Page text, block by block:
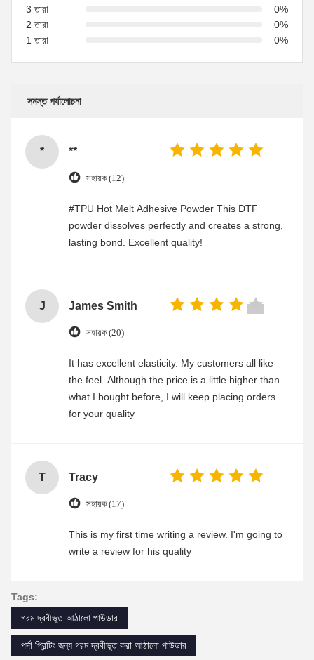
3 তারা
0%
2 তারা
0%
1 তারা
0%
সমস্ত পর্যালোচনা
* **
সহায়ক (12)
#TPU Hot Melt Adhesive Powder This DTF
powder dissolves perfectly and creates a strong,
lasting bond. Excellent quality!
J James Smith
সহায়ক (20)
It has excellent elasticity. My customers all like
the feel. Although the price is a little higher than
what I bought before, I will keep placing orders
for your quality
T Tracy
সহায়ক (17)
This is my first time writing a review. I'm going to
write a review for his quality
Tags:
গরম দ্রবীভূত আঠালো পাউডার
পর্দা প্রিন্টিং জন্য গরম দ্রবীভূত করা আঠালো পাউডার